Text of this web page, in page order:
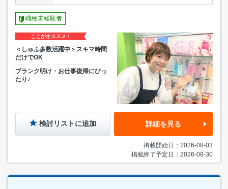
職種未経験者
ここがオススメ！
＜しゅふ多数活躍中＞スキマ時間
だけでOK
ブランク明け・お仕事復帰にぴっ
たり♪
検討リストに追加 詳細を見る
掲載開始日：2026-08-03
掲載終了予定日：2026-08-30